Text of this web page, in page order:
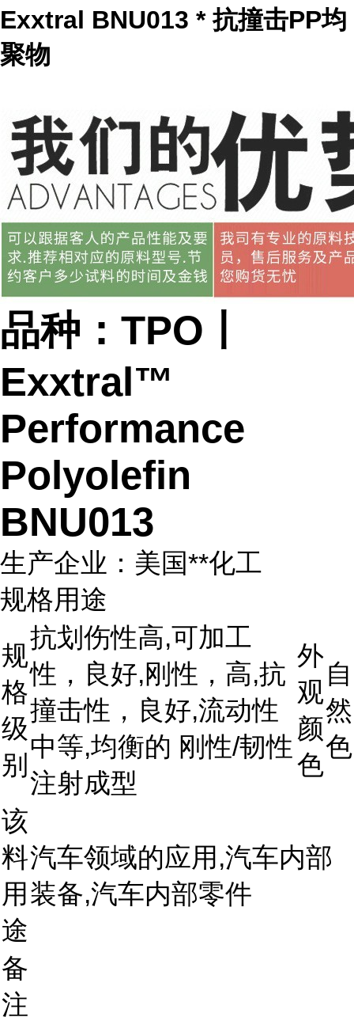
Exxtral BNU013 * 抗撞击PP均
聚物
品种：TPO丨
Exxtral™
Performance
Polyolefin
BNU013
生产企业：美国**化工
规格用途
规
格
级
别
抗划伤性高,可加工
性，良好,刚性，高,抗
撞击性，良好,流动性
中等,均衡的 刚性/韧性
注射成型
外
观
颜
色
自
然
色
该
料
用
途
汽车领域的应用,汽车内部
装备,汽车内部零件
备
注